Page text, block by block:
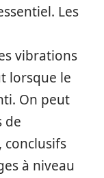
Les
vibrations
lorsque le
On peut
de
conclusifs
à niveau